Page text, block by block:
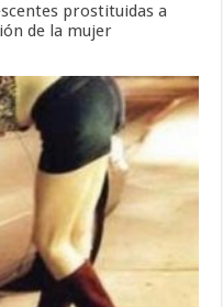
prostituidas a
de la mujer